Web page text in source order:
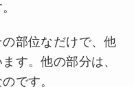
部位なだけで、他
す。他の部分は、
です。